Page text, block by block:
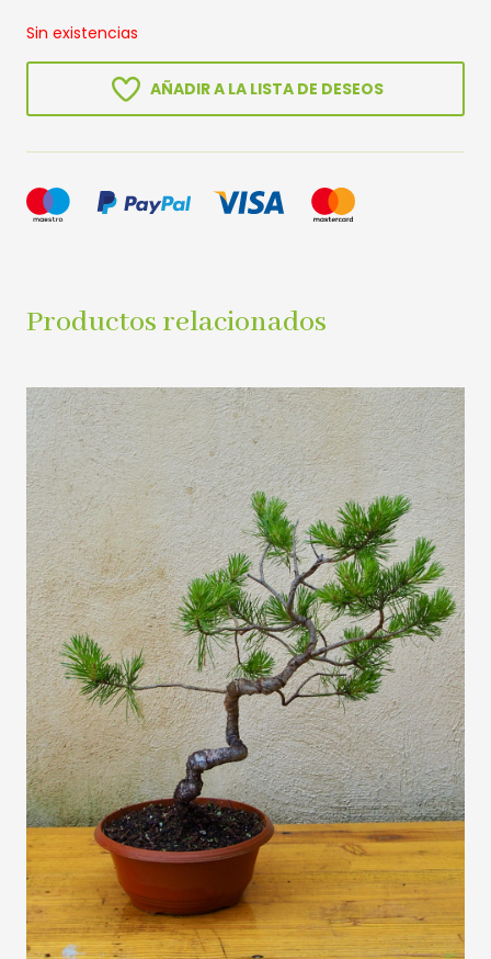
Sin existencias
AÑADIR A LA LISTA DE DESEOS
Productos relacionados